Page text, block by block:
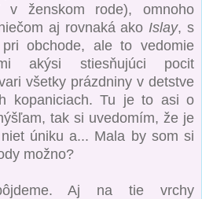
v ženskom rode), omnoho
aj rovnaká ako Islay, s
obchode, ale to vedomie
akýsi stiesňujúci pocit
všetky prázdniny v detstve
kopaniciach. Tu je to asi o
tak si uvedomím, že je
úniku a... Mala by som si
možno?
Aj na
tie vrchy